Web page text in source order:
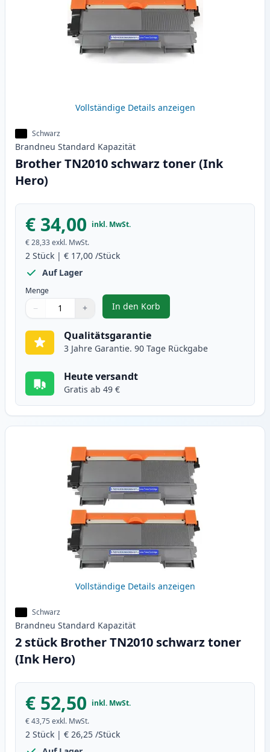
Vollständige Details anzeigen
Schwarz
Brandneu Standard Kapazität
Brother TN2010 schwarz toner (Ink
Hero)
€ 34,00 inkl. MwSt.
€ 28,33exkl. MwSt.
2 Stück | € 17,00 /Stück
Auf Lager
Menge
Verwenden Sie die Tasten, um anzupassen
− +
1
In den Korb
, Brother TN2010 schwarz toner
Qualitätsgarantie
3 Jahre Garantie. 90 Tage Rückgabe
Heute versandt
Gratis ab 49 €
Vollständige Details anzeigen
Schwarz
Brandneu Standard Kapazität
2 stück Brother TN2010 schwarz toner
(Ink Hero)
€ 52,50 inkl. MwSt.
€ 43,75 exkl. MwSt.
2 Stück | € 26,25 /Stück